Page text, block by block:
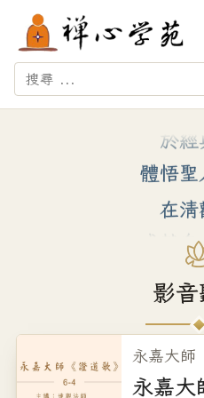
影
━━━━
閱千年智趣
━━━━
於
體悟聖
在清
成就自
清楚
不執
永嘉大師
永嘉大